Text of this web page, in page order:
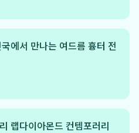
에서 만나는 여드름 흉터 전
랩다이아몬드 컨템포러리